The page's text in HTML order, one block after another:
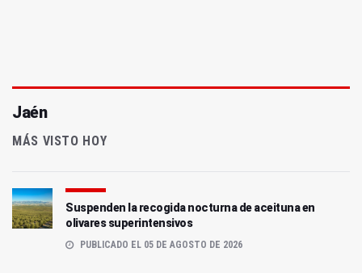
Jaén
MÁS VISTO HOY
Suspenden la recogida nocturna de aceituna en
olivares superintensivos
PUBLICADO EL 05 DE AGOSTO DE 2026